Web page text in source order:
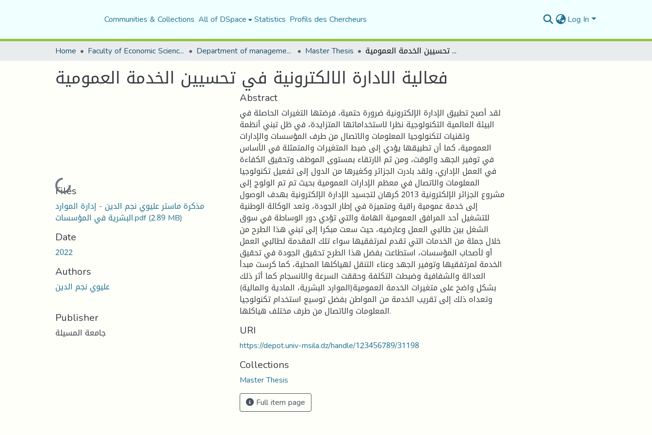
Communities & Collections All of DSpace Statistics Profils des Chercheurs Log In
Home Faculty of Economic Sciences, Commerce and Management Sciences Department of management sciences Master Thesis فعالية الادارة الالكترونية في تحسيين الخدمة العمومية
فعالية الادارة الالكترونية في تحسيين الخدمة العمومية
Loading...
Files
مذكرة ماستر عليوي نجم الدين - إدارة الموارد
البشرية في المؤسسات.pdf(2.89 MB)
Date
2022
Authors
عليوي نجم الدين
Publisher
جامعة المسيلة
Abstract
لقد أصبح تطبيق الإدارة الإلكترونية ضرورة حتمية، فرضتها التغيرات الحاصلة في
البيئة العالمية التكنولوجية نظرا لاستخداماتها المتزايدة، في ظل تبني أنظمة
وتقنيات لتكنولوجيا المعلومات والاتصال من طرف المؤسسات والإدارات
العمومية، كما أن تطبيقها يؤدي إلى ضبط المتغيرات والمتمثلة في الأساس
في توفير الجهد والوقت، ومن ثم الارتقاء بمستوى الموظف وتحقيق الكفاءة
في العمل الإداري، ولقد بادرت الجزائر وكغيرها من الدول إلى تفعيل تكنولوجيا
المعلومات والاتصال في معظم الإدارات العمومية بحيث تم تم الولوج إلى
مشروع الجزائر الإلكترونية 2013 كرهان لتجسيد الإدارة الإلكترونية بهدف الوصول
إلى خدمة عمومية راقية ومتميزة في إطار الجودة، وتعد الوكالة الوطنية
للتشغيل أحد المرافق العمومية الهامة والتي تؤدي دور الوساطة في سوق
الشغل بين طالبي العمل وعارضيه، حيث سعت مبكرا إلى تبني هذا الطرح من
خلال جملة من الخدمات التي تقدم لمرتفقيها سواء تلك المقدمة لطالبي العمل
أو لأصحاب المؤسسات، استطاعت بفضل هذا الطرح تحقيق الجودة في تحقيق
الخدمة لمرتفقيها وتوفير الجهد وعناء التنقل لهياكلها المحلية، كما كرست مبدأ
العدالة والشفافية وضبطت التكلفة وحققت السرعة والانسجام كما أثر ذلك
بشكل واضح على متغيرات الخدمة العمومية(الموارد البشرية، المادية والمالية)
وتعداه ذلك إلى تقريب الخدمة من المواطن بفضل توسيع استخدام تكنولوجيا
المعلومات والاتصال من طرف مختلف هياكلها.
URI
https://depot.univ-msila.dz/handle/123456789/31198
Collections
Master Thesis
Full item page